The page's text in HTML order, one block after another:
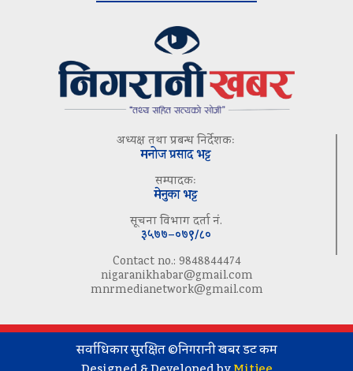
अध्यक्ष तथा प्रबन्ध निर्देशकः
मनोज प्रसाद भट्ट
सम्पादकः
मेनुका भट्ट
सूचना विभाग दर्ता नं.
३५७७–०७९/८०
Contact no.: 9848844474
nigaranikhabar@gmail.com
mnrmedianetwork@gmail.com
सर्वाधिकार सुरक्षित ©निगरानी खबर डट कम